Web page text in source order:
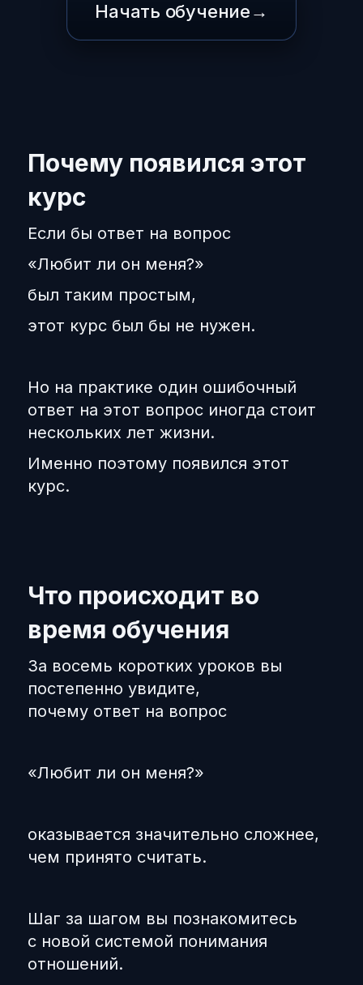
Начать обучение→
Почему появился этот
курс
Если бы ответ на вопрос
«Любит ли он меня?»
был таким простым,
этот курс был бы не нужен.
Но на практике один ошибочный
ответ на этот вопрос иногда стоит
нескольких лет жизни.
Именно поэтому появился этот
курс.
Что происходит во
время обучения
За восемь коротких уроков вы
постепенно увидите,
почему ответ на вопрос
«Любит ли он меня?»
оказывается значительно сложнее,
чем принято считать.
Шаг за шагом вы познакомитесь
с новой системой понимания
отношений.